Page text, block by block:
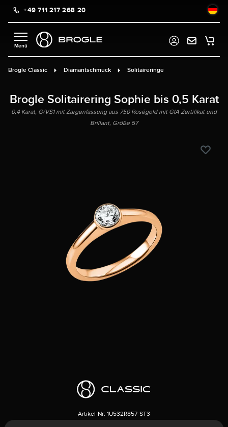
springen
+49 711 217 268 20
Brogle Classic Diamantschmuck Solitaireringe
Brogle Solitairering Sophie bis 0,5 Karat
0,4 Karat, G/VS1 mit Zargenfassung aus 750 Roségold mit GIA Zertifikat und
Brillant, Größe 57
Artikel-Nr: 1U532R857-ST3